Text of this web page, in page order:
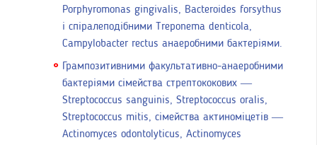
Porphyromonas gingivalis, Bacteroides forsythus
і спіралеподібними Treponema denticola,
Campylobacter rectus анаеробними бактеріями.
Грампозитивними факультативно-анаеробними
бактеріями сімейства стрептококових —
Streptococcus sanguinis, Streptococcus oralis,
Streptococcus mitis, сімейства актиноміцетів —
Actinomyces odontolyticus, Actinomyces